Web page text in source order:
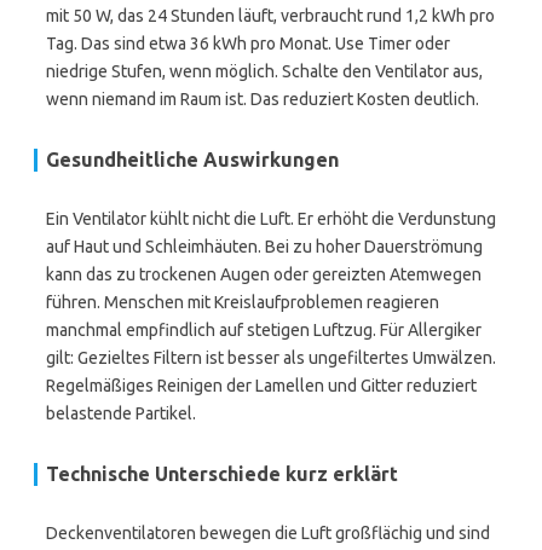
mit 50 W, das 24 Stunden läuft, verbraucht rund 1,2 kWh pro
Tag. Das sind etwa 36 kWh pro Monat. Use Timer oder
niedrige Stufen, wenn möglich. Schalte den Ventilator aus,
wenn niemand im Raum ist. Das reduziert Kosten deutlich.
Gesundheitliche Auswirkungen
Ein Ventilator kühlt nicht die Luft. Er erhöht die Verdunstung
auf Haut und Schleimhäuten. Bei zu hoher Dauerströmung
kann das zu trockenen Augen oder gereizten Atemwegen
führen. Menschen mit Kreislaufproblemen reagieren
manchmal empfindlich auf stetigen Luftzug. Für Allergiker
gilt: Gezieltes Filtern ist besser als ungefiltertes Umwälzen.
Regelmäßiges Reinigen der Lamellen und Gitter reduziert
belastende Partikel.
Technische Unterschiede kurz erklärt
Deckenventilatoren bewegen die Luft großflächig und sind